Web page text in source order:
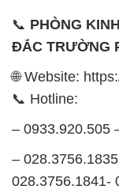
📞 PHÒNG
ĐẮC TRƯỜNG
🌐 Website:
📞 Hotline:
– 0933.920.505
–
028.3756.1841-